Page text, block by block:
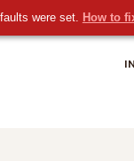
were set. How to